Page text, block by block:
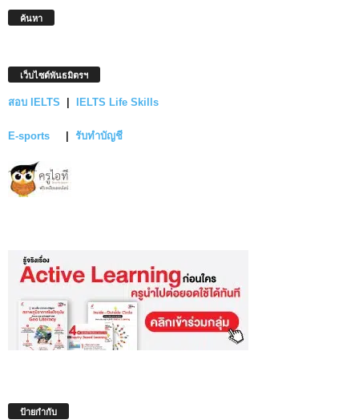
ค้นหา
เว็บไซต์พันธมิตรฯ
สอบ IELTS IELTS Life Skills
E-sports รับทำบัญชี
ป้ายกำกับ